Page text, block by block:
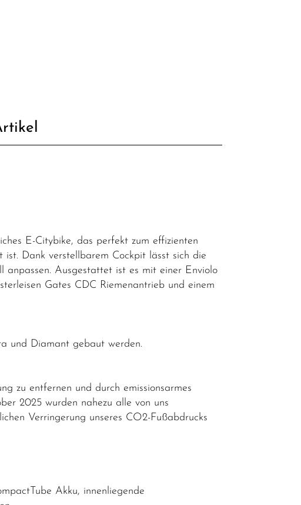
E-Citybike, das perfekt zum effizienten
Dank verstellbarem Cockpit lässt sich die
Ausgestattet ist es mit einer Enviolo
Gates CDC Riemenantrieb und einem
und Diamant gebaut werden.
zu entfernen und durch emissionsarmes
2025 wurden nahezu alle von uns
Verringerung unseres CO2-Fußabdrucks
Akku, innenliegende